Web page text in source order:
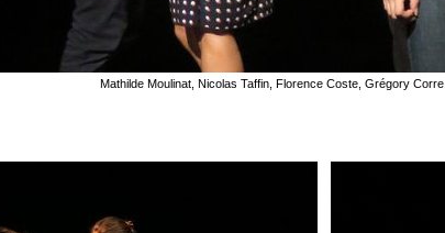
Mathilde Moulinat, Nicolas Taffin, Florence Coste, Grégory Corre.